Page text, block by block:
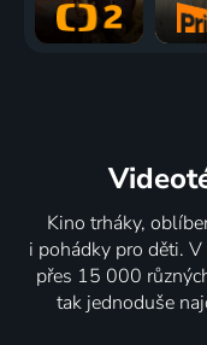
Kino trháky,
i pohádky pro děti.
přes 15 000
tak jednoduše